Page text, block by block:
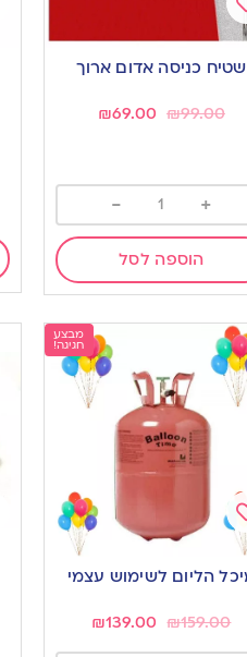
שטיח כניסה אדום ארוך
₪99.00
₪69.00
+
-
הוספה לסל
מבצע
חגיגה!
הליום לשימוש עצמי
₪159.00
₪139.00